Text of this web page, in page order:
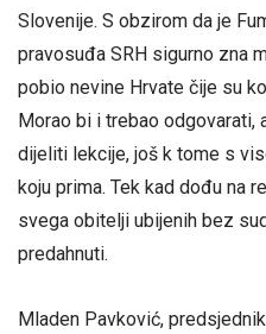
Slovenije. S obzirom da je
pravosuđa SRH sigurno zna
pobio nevine Hrvate čije su
Morao bi i trebao odgovarati,
dijeliti lekcije, još k tome s
koju prima. Tek kad dođu na
svega obitelji ubijenih bez
predahnuti.
Mladen Pavković,